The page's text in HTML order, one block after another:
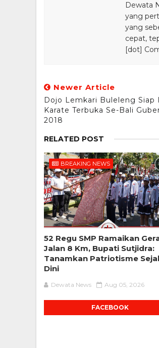
Dewata
yang
yang
cepat,
[dot]
Newer Article
Dojo Lemkari Buleleng Siap
Karate Terbuka Se-Bali
2018
RELATED POST
BREAKING NEWS
52 Regu SMP Ramaikan
Jalan 8 Km, Bupati Sutjidra:
Tanamkan Patriotisme
Dini
Dewata News Aug 05, 2026
FACEBOOK